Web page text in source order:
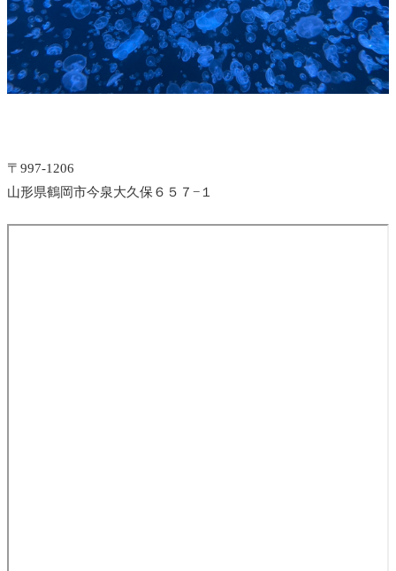
〒997-1206
山形県鶴岡市今泉大久保６５７−１